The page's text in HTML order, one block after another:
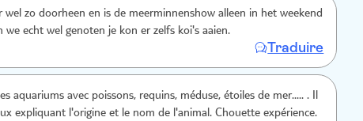
wel zo doorheen en is de meerminnenshow alleen in het weekend
we echt wel genoten je kon er zelfs koi's aaien.
Traduire
aquariums avec poissons, requins, méduse, étoiles de mer..... . Il
expliquant l'origine et le nom de l'animal. Chouette expérience.